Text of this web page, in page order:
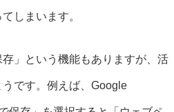
しまいます。
」という機能もありますが、活
です。例えば、Google